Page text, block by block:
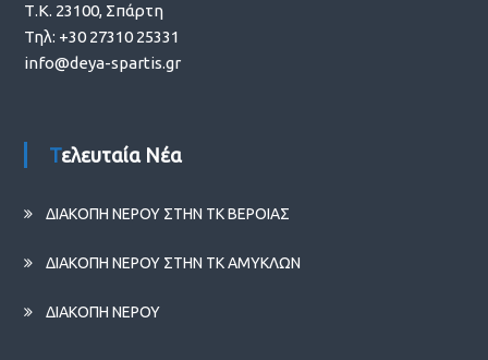
Τ.Κ. 23100, Σπάρτη
Τηλ: +30 27310 25331
info@deya-spartis.gr
Τελευταία Νέα
ΔΙΑΚΟΠΗ ΝΕΡΟΥ ΣΤΗΝ ΤΚ ΒΕΡΟΙΑΣ
ΔΙΑΚΟΠΗ ΝΕΡΟΥ ΣΤΗΝ ΤΚ ΑΜΥΚΛΩΝ
ΔΙΑΚΟΠΗ ΝΕΡΟΥ